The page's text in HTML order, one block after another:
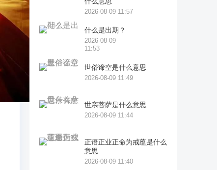
2026-08-09 11:57
什么是出期？
2026-08-09
11:53
世俗谛空是什么意思
2026-08-09 11:49
世亲菩萨是什么意思
2026-08-09 11:44
正语正业正命为戒蕴是什么
意思
2026-08-09 11:40